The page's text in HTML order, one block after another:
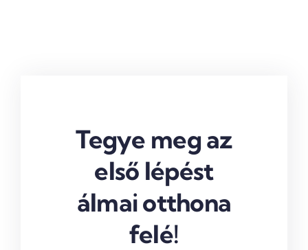
Tegye meg az
első lépést
álmai otthona
felé!